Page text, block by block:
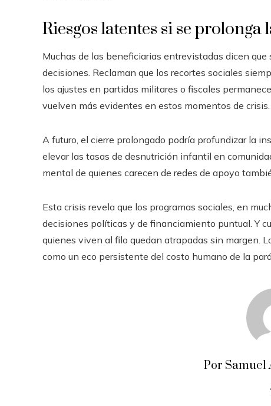
Riesgos latentes si se
Muchas de las beneficiarias entrevistadas dicen
decisiones. Reclaman que los recortes sociales
los ajustes en partidas militares o fiscales
vuelven más evidentes en estos momentos de crisis.
A futuro, el cierre prolongado podría profundizar la
elevar las tasas de desnutrición infantil en
mental de quienes carecen de redes de apoyo
Esta crisis revela que los programas sociales, en
decisiones políticas y de financiamiento puntual. Y
quienes viven al filo quedan atrapadas sin margen.
como un eco persistente del costo humano de la
Por Samuel